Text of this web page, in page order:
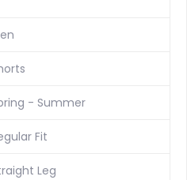
- Summer
Fit
Leg